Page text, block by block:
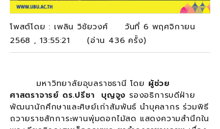
โพสต์โดย : เพลิน วิชัยวงศ์ วันที่ 6 พฤศจิกายน
2568 , 13:55:21 (อ่าน 436 ครั้ง)
มหาวิทยาลัยอุบลราชธานี โดย ผู้ช่วย
ศาสตราจารย์ ดร.ปรีชา บุญจูง รองอธิการบดีฝ่าย
พัฒนานักศึกษาและศิษย์เก่าสัมพันธ์ นำบุคลากร ร่วมพิธี
ถวายราชสักการะพานพุ่มดอกไม้สด แสดงความสำนึกใน